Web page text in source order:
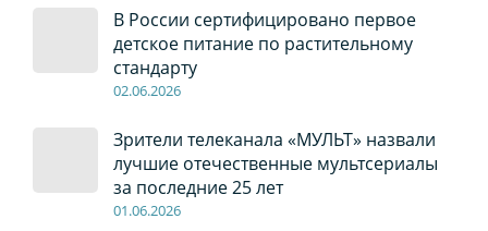
В России сертифицировано первое
детское питание по растительному
стандарту
02.06.2026
Зрители телеканала «МУЛЬТ» назвали
лучшие отечественные мультсериалы
за последние 25 лет
01.06.2026